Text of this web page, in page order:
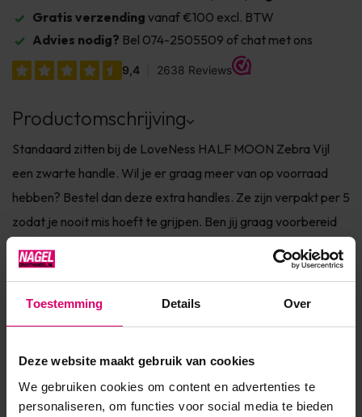
Toestemming Details Over
Deze website maakt gebruik van cookies
We gebruiken cookies om content en advertenties te
personaliseren, om functies voor social media te bieden
Gratis verzending vanaf €100 excl. BTW
Advies nodig? Bel 074-2505509 of chat met ons
Productomschrijving
Standaard zitten bij de LoveNess HALF MOON Zebra Vijl
een zwarte handle. Wil je er graag meer van op voorraad
hebben? Bestel dan deze extra handles. Ze zijn verpakt per 5
zodat je nooit mis hoeft te grijpen. Ben jij graag voorbereid
op jouw drukke salon dag?Bevestig de vijl strips alvast op
deze handles zodat je per klant direct een nieuwe vijl he...
Toon meer
Product specificaties
Artikelnummer 25449